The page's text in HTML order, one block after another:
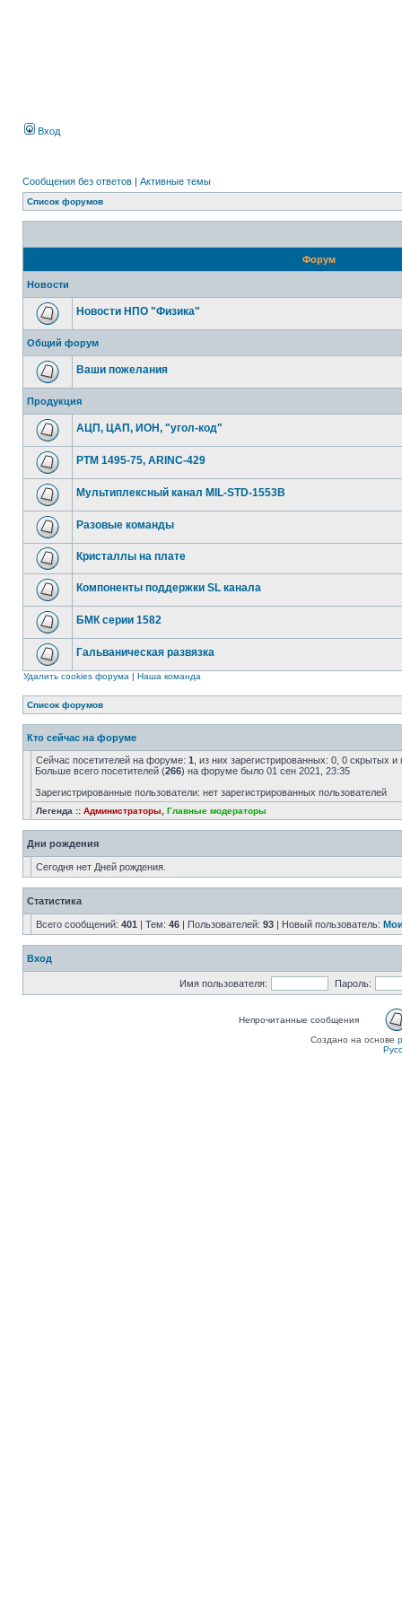
Вход
Сообщения без ответов | Активные темы
Список форумов
Форум
Новости
Новости НПО "Физика"
Общий форум
Ваши пожелания
Продукция
АЦП, ЦАП, ИОН, "угол-код"
РТМ 1495-75, ARINC-429
Мультиплексный канал MIL-STD-1553B
Разовые команды
Кристаллы на плате
Компоненты поддержки SL канала
БМК серии 1582
Гальваническая развязка
Удалить cookies форума | Наша команда
Список форумов
Кто сейчас на форуме
Сейчас посетителей на форуме: 1 , из них зарегистрированных: 0, 0 скрытых
Больше всего посетителей (266) на форуме было 01 сен 2021, 23:35
Зарегистрированные пользователи: нет зарегистрированных пользователей
Легенда :: Администраторы Главные модераторы
Дни рождения
Сегодня нет Дней рождения.
Статистика
Всего сообщений: 401 | Тем: 46 | Пользователей: 93 | Новый пользователь:
Вход
Имя пользователя: Пароль:
Непрочитанные сообщения
Создано на основе